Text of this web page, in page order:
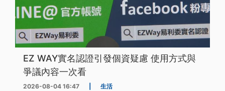
EZ WAY實名認證引發個資疑慮 使用方式與
爭議內容一次看
2026-08-04 16:47 生活